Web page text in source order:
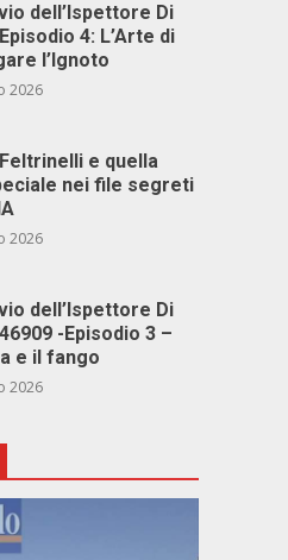
dell’Ispettore Di
4: L’Arte di
l’Ignoto
2026
e quella
nei file segreti
2026
dell’Ispettore Di
-Episodio 3 –
e il fango
2026